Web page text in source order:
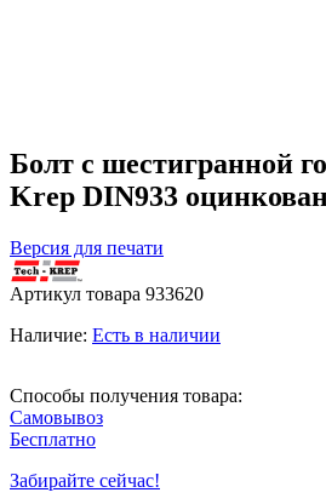
Болт с шестигранной
Krep DIN933
Версия для печати
Артикул товара 933620
Наличие: Есть в наличии
Способы получения товара:
Самовывоз
Бесплатно
Забирайте сейчас!